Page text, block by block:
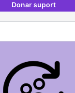
Donar suport